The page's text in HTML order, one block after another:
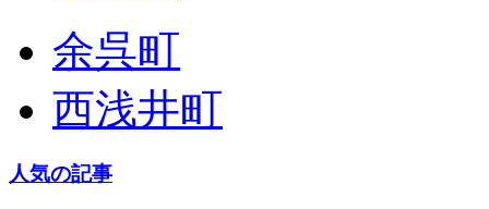
余呉町
西浅井町
人気の記事